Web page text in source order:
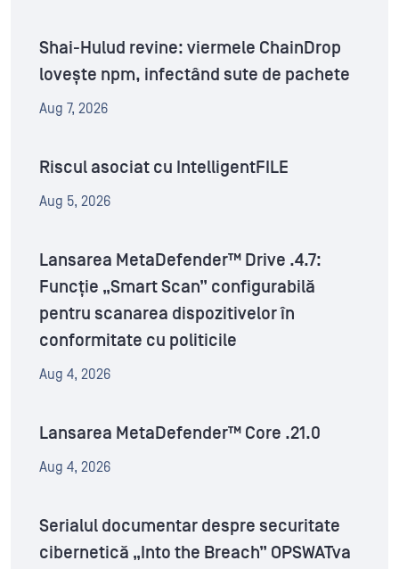
Shai-Hulud revine: viermele ChainDrop
lovește npm, infectând sute de pachete
Aug 7, 2026
Riscul asociat cu IntelligentFILE
Aug 5, 2026
Lansarea MetaDefender™ Drive .4.7:
Funcție „Smart Scan” configurabilă
pentru scanarea dispozitivelor în
conformitate cu politicile
Aug 4, 2026
Lansarea MetaDefender™ Core .21.0
Aug 4, 2026
Serialul documentar despre securitate
cibernetică „Into the Breach” OPSWATva